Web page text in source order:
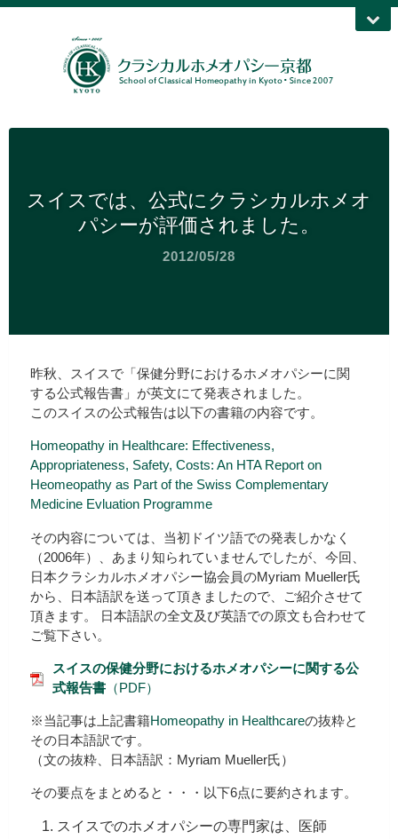
スイスでは、公式にクラシカルホメオ
パシーが評価されました。
2012/05/28
昨秋、スイスで「保健分野におけるホメオパシーに関
する公式報告書」が英文にて発表されました。
このスイスの公式報告は以下の書籍の内容です。
Homeopathy in Healthcare: Effectiveness,
Appropriateness, Safety, Costs: An HTA Report on
Heomeopathy as Part of the Swiss Complementary
Medicine Evluation Programme
その内容については、当初ドイツ語での発表しかなく
（2006年）、あまり知られていませんでしたが、今回、
日本クラシカルホメオパシー協会員のMyriam Mueller氏
から、日本語訳を送って頂きましたので、ご紹介させて
頂きます。 日本語訳の全文及び英語での原文も合わせて
ご覧下さい。
スイスの保健分野におけるホメオパシーに関する公
式報告書 （PDF）
※当記事は上記書籍Homeopathy in Healthcareの抜粋と
その日本語訳です。
（文の抜粋、日本語訳：Myriam Mueller氏）
その要点をまとめると・・・以下6点に要約されます。
スイスでのホメオパシーの専門家は、医師